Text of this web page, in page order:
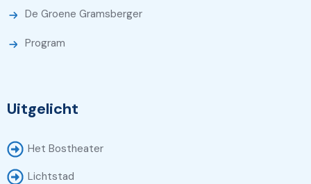
De Groene Gramsberger
Program
Uitgelicht
Het Bostheater
Lichtstad